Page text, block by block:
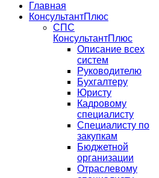
Главная
КонсультантПлюс
СПС
КонсультантПлюс
Описание всех
систем
Руководителю
Бухгалтеру
Юристу
Кадровому
специалисту
Специалисту по
закупкам
Бюджетной
организации
Отраслевому